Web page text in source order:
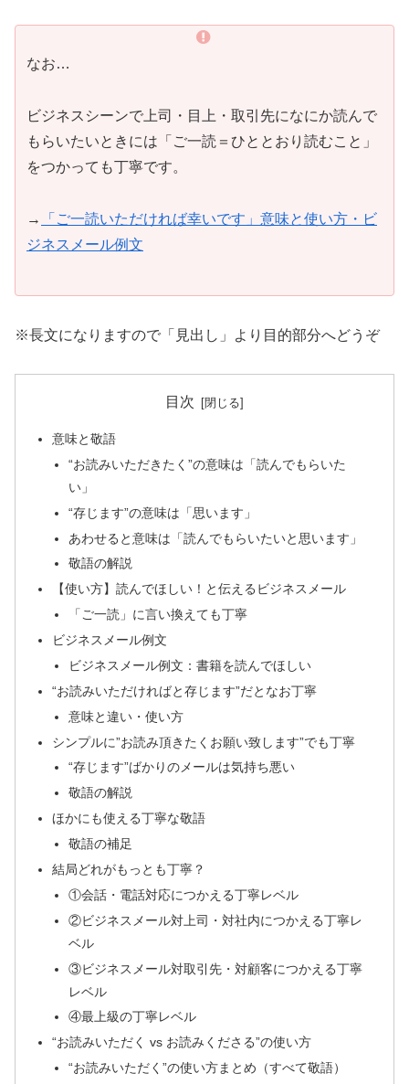
なお…
ビジネスシーンで上司・目上・取引先になにか読んで
もらいたいときには「ご一読＝ひととおり読むこと」
をつかっても丁寧です。
→
「ご一読いただければ幸いです」意味と使い方・ビ
ジネスメール例文
※長文になりますので「見出し」より目的部分へどうぞ
目次
意味と敬語
“お読みいただきたく”の意味は「読んでもらいた
い」
“存じます”の意味は「思います」
あわせると意味は「読んでもらいたいと思います」
敬語の解説
【使い方】読んでほしい！と伝えるビジネスメール
「ご一読」に言い換えても丁寧
ビジネスメール例文
ビジネスメール例文：書籍を読んでほしい
“お読みいただければと存じます”だとなお丁寧
意味と違い・使い方
シンプルに”お読み頂きたくお願い致します”でも丁寧
“存じます”ばかりのメールは気持ち悪い
敬語の解説
ほかにも使える丁寧な敬語
敬語の補足
結局どれがもっとも丁寧？
①会話・電話対応につかえる丁寧レベル
②ビジネスメール対上司・対社内につかえる丁寧レ
ベル
③ビジネスメール対取引先・対顧客につかえる丁寧
レベル
④最上級の丁寧レベル
“お読みいただく vs お読みくださる”の使い方
“お読みいただく”の使い方まとめ（すべて敬語）